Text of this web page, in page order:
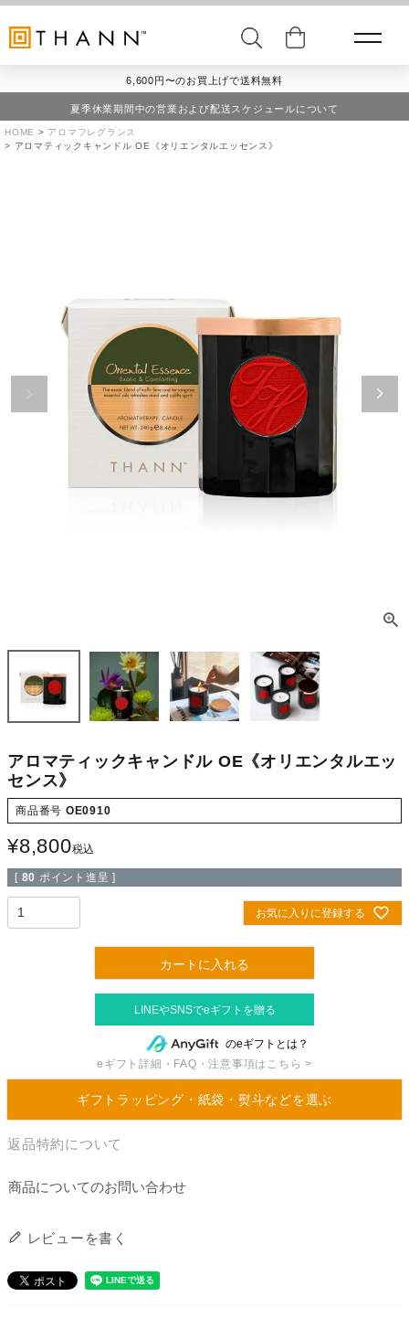
6,600円〜のお買上げで送料無料
夏季休業期間中の営業および配送スケジュールについて
HOME
アロマフレグランス
アロマティックキャンドル OE《オリエンタルエッセンス》
アロマティックキャンドル OE《オリエンタルエッ
センス》
商品番号 OE0910
¥8,800税込
[ 80 ポイント進呈 ]
お気に入りに登録する
カートに入れる
のeギフトとは？
eギフト詳細・FAQ・注意事項はこちら >
ギフトラッピング・紙袋・熨斗などを選ぶ
返品特約について
商品についてのお問い合わせ
レビューを書く